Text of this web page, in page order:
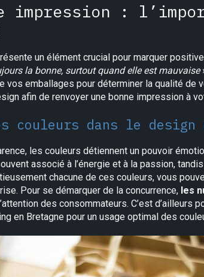
impression :
un élément crucial pour marquer
la bonne, surtout quand elle est mauvaise
vos emballages pour déterminer la qualité
afin de renvoyer une bonne impression à
couleurs dans le design
les couleurs détiennent un pouvoir
associé à l’énergie et à la passion,
chacune de ces couleurs, vous
Pour se démarquer de la concurrence, les
des consommateurs. C’est
en Bretagne pour un usage optimal des